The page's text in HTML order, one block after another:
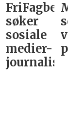
søker
sosiale
medier-
journalist